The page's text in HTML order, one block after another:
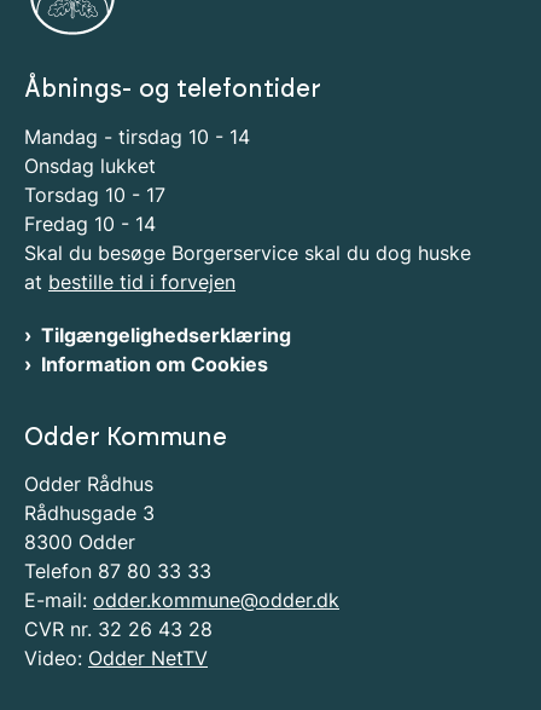
Åbnings- og telefontider
Mandag - tirsdag 10 - 14
Onsdag lukket
Torsdag 10 - 17
Fredag 10 - 14
Skal du besøge Borgerservice skal du dog huske
at bestille tid i forvejen
Tilgængelighedserklæring
Information om Cookies
Odder Kommune
Odder Rådhus
Rådhusgade 3
8300 Odder
Telefon 87 80 33 33
E-mail: odder.kommune@odder.dk
CVR nr. 32 26 43 28
Video: Odder NetTV